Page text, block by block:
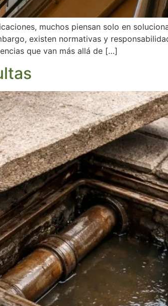
muchos piensan solo en
existen normativas y
que van más allá de […]